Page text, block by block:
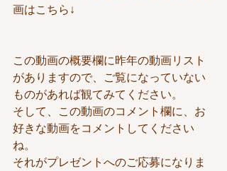
画はこちら↓
この動画の概要欄に昨年の動画リスト
がありますので、ご覧になっていない
ものがあれば観てみてください。
そして、この動画のコメント欄に、お
好きな動画をコメントしてください
ね。
それがプレゼントへのご応募になりま